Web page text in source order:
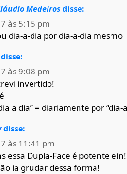
Medeiros disse:
às 5:15 pm
dia-a-dia por dia-a-dia mesmo
disse:
às 9:08 pm
invertido!
a dia” = diariamente por “dia-
disse:
às 11:41 pm
essa Dupla-Face é potente ein!
ia grudar dessa forma!